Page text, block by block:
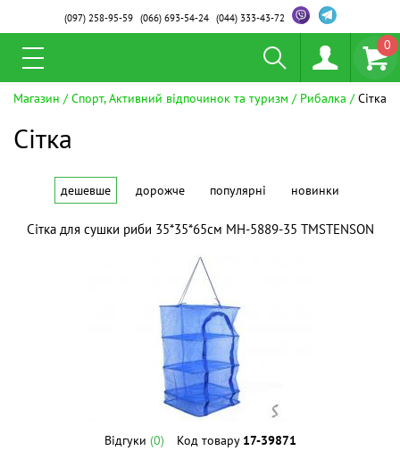
(097)258-95-59 (066)693-54-24 (044)333-43-72
0
Магазин Спорт, Активний відпочинок та туризм Рибалка Сітка
Сітка
дешевше дорожче популярні новинки
Сітка для сушки риби 35*35*65см MH-5889-35 ТМSTENSON
Відгуки (0) Код товару 17-39871